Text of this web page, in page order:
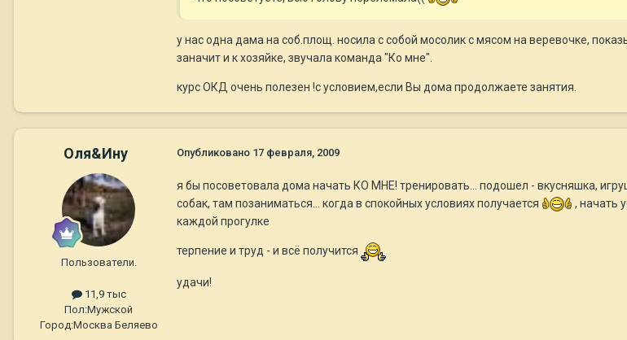
у нас одна дама на соб.площ. носила с собой мосолик с мясом на веревочке,
заначит и к хозяйке, звучала команда "Ко мне".
курс ОКД очень полезен !с условием,если Вы дома продолжаете занятия.
Оля&Ину
Пользователи.
11,9 тыс
Пол:Мужской
Город:Москва Беляево
Опубликовано 17 февраля, 2009
я бы посоветовала дома начать КО МНЕ! тренировать... подошел - вкусняшка,
собак, там позаниматься... когда в спокойных условиях получается
, начать
каждой прогулке
терпение и труд - и всё получится
удачи!